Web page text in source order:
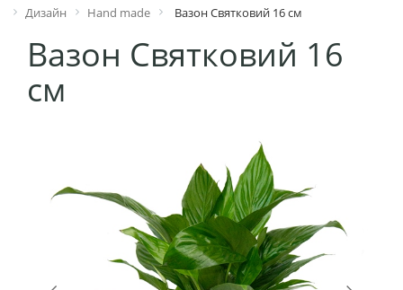
Дизайн
Hand made Вазон Святковий 16 см
Вазон Святковий 16
см